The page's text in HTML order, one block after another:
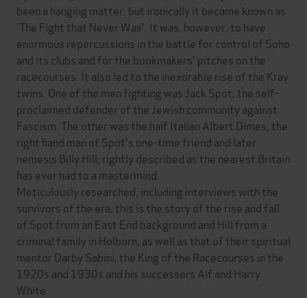
been a hanging matter, but ironically it became known as
'The Fight that Never Was'. It was, however, to have
enormous repercussions in the battle for control of Soho
and its clubs and for the bookmakers' pitches on the
racecourses. It also led to the inexorable rise of the Kray
twins. One of the men fighting was Jack Spot, the self-
proclaimed defender of the Jewish community against
Fascism. The other was the half Italian Albert Dimes, the
right hand man of Spot's one-time friend and later
nemesis Billy Hill, rightly described as the nearest Britain
has ever had to a mastermind.
Meticulously researched, including interviews with the
survivors of the era, this is the story of the rise and fall
of Spot from an East End background and Hill from a
criminal family in Holborn, as well as that of their spiritual
mentor Darby Sabini, the King of the Racecourses in the
1920s and 1930s and his successors Alf and Harry
White.